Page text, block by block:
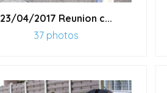
23/04/2017 Reunion c...
37 photos